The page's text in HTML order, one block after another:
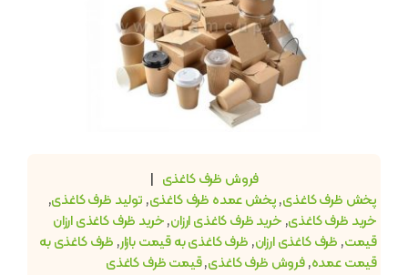
فروش ظرف کاغذی |
پخش ظرف کاغذی,پخش عمده ظرف کاغذی, تولید ظرف کاغذی,
خرید ظرف کاغذی, خرید ظرف کاغذی ارزان,خرید ظرف کاغذی ارزان
قیمت, ظرف کاغذی ارزان, ظرف کاغذی به قیمت بازار, ظرف کاغذی به
قیمت عمده,فروش ظرف کاغذی,قیمت ظرف کاغذی